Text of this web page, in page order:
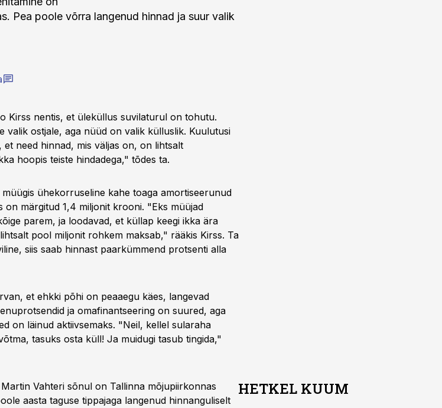
Pea poole võrra langenud hinnad ja suur valik
Kirss nentis, et üleküllus suvilaturul on tohutu.
valik ostjale, aga nüüd on valik külluslik. Kuulutusi
need hinnad, mis väljas on, on lihtsalt
hoopis teiste hindadega," tõdes ta.
ühekorruseline kahe toaga amortiseerunud
on märgitud 1,4 miljonit krooni. "Eks müüjad
parem, ja loodavad, et küllap keegi ikka ära
pool miljonit rohkem maksab," rääkis Kirss. Ta
siis saab hinnast paarkümmend protsenti alla
et ehkki põhi on peaaegu käes, langevad
ja omafinantseering on suured, aga
on läinud aktiivsemaks. "Neil, kellel sularaha
tasuks osta küll! Ja muidugi tasub tingida,"
Vahteri sõnul on Tallinna mõjupiirkonnas
aasta taguse tippajaga langenud hinnanguliselt
HETKEL KUUM